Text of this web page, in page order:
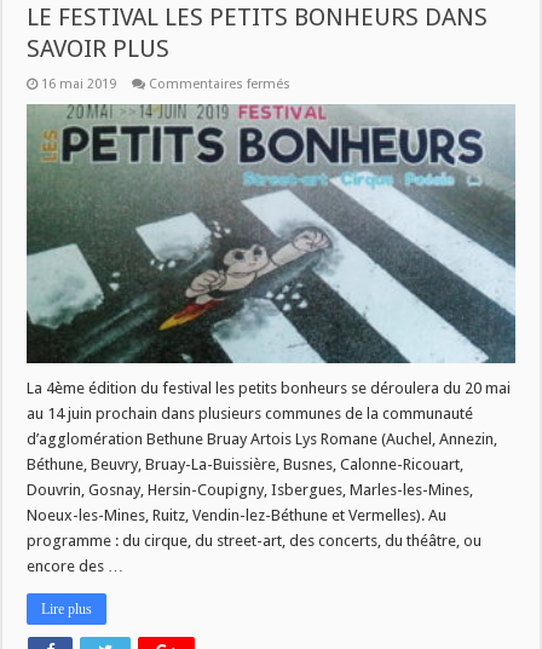
LE FESTIVAL LES PETITS BONHEURS DANS
SAVOIR PLUS
16 mai 2019 Commentaires fermés
FESTIVAL
LES
PETITS
BONHEURS
DANS
SAVOIR
PLUS
La 4ème édition du festival les petits bonheurs se déroulera du 20 mai
au 14 juin prochain dans plusieurs communes de la communauté
d’agglomération Bethune Bruay Artois Lys Romane (Auchel, Annezin,
Béthune, Beuvry, Bruay-La-Buissière, Busnes, Calonne-Ricouart,
Douvrin, Gosnay, Hersin-Coupigny, Isbergues, Marles-les-Mines,
Noeux-les-Mines, Ruitz, Vendin-lez-Béthune et Vermelles). Au
programme : du cirque, du street-art, des concerts, du théâtre, ou
encore des …
Lire plus